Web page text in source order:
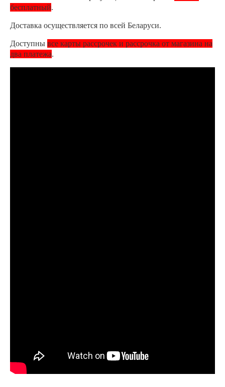
бесплатный.
Доставка осуществляется по всей Беларуси.
Доступны все карты рассрочек и рассрочка от магазина на
два платежа.